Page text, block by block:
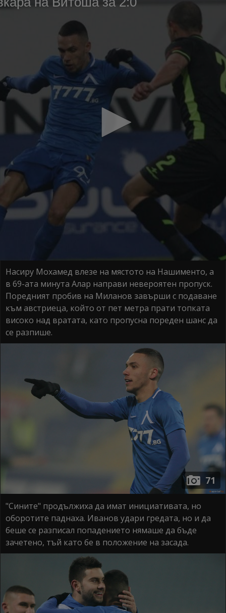
Насиру Мохамед влезе на мястото на Нашименто, а
в 69-ата минута Алар направи невероятен пропуск.
Поредният пробив на Миланов завърши с подаване
към австриеца, който от пет метра прати топката
високо над вратата, като пропусна пореден шанс да
се разпише.
71
"Сините" продължиха да имат инициативата, но
оборотите паднаха. Иванов удари гредата, но и да
беше се разписал попадението нямаше да бъде
зачетено, тъй като бе в положение на засада.